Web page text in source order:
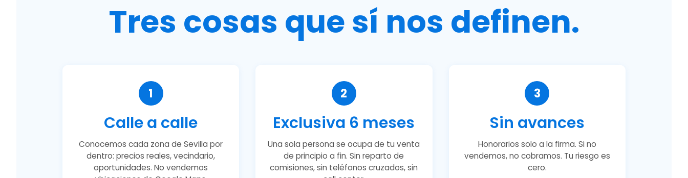
Tres cosas que sí nos definen.
1
Calle a calle
Conocemos cada zona de Sevilla por
dentro: precios reales, vecindario,
oportunidades. No vendemos
2
Exclusiva 6 meses
Una sola persona se ocupa de tu venta
de principio a fin. Sin reparto de
comisiones, sin teléfonos cruzados, sin
3
Sin avances
Honorarios solo a la firma. Si no
vendemos, no cobramos. Tu riesgo es
cero.